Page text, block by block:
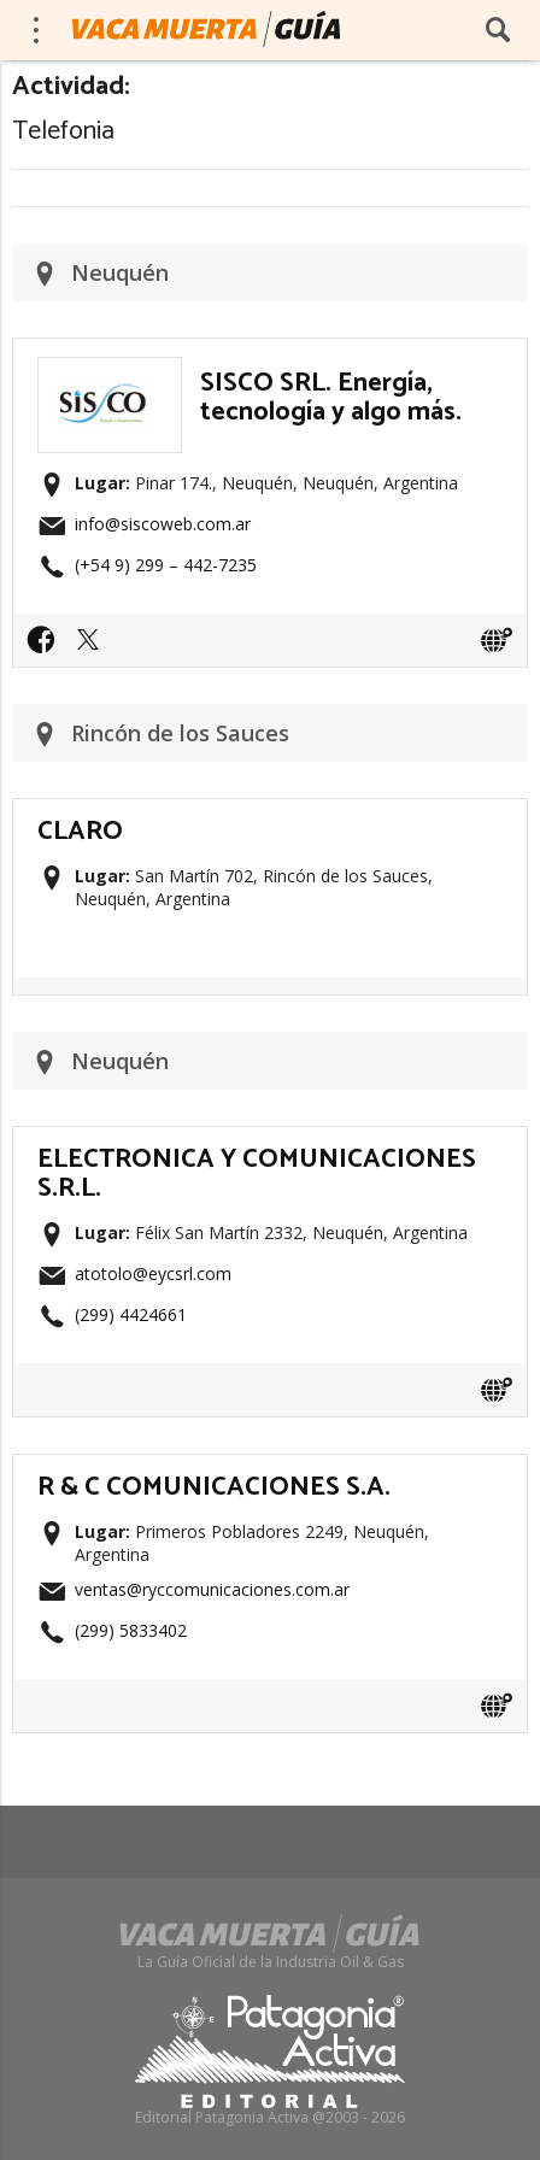
Actividad:
Telefonia
Neuquén
SISCO SRL. Energía,
tecnología y algo más.
Lugar: Pinar 174., Neuquén, Neuquén, Argentina
info@siscoweb.com.ar
(+54 9) 299 – 442-7235​
Rincón de los Sauces
CLARO
Lugar: San Martín 702, Rincón de los Sauces,
Neuquén, Argentina
Neuquén
ELECTRONICA Y COMUNICACIONES
S.R.L.
Lugar: Félix San Martín 2332, Neuquén, Argentina
atotolo@eycsrl.com
(299) 4424661
R & C COMUNICACIONES S.A.
Lugar: Primeros Pobladores 2249, Neuquén,
Argentina
ventas@ryccomunicaciones.com.ar
(299) 5833402
La Guía Oficial de la Industria Oil & Gas
Editorial Patagonia Activa @2003 - 2026